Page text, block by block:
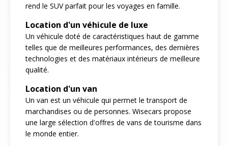
rend le SUV parfait pour les voyages en famille.
Location d'un véhicule de luxe
Un véhicule doté de caractéristiques haut de gamme
telles que de meilleures performances, des dernières
technologies et des matériaux intérieurs de meilleure
qualité.
Location d'un van
Un van est un véhicule qui permet le transport de
marchandises ou de personnes. Wisecars propose
une large sélection d'offres de vans de tourisme dans
le monde entier.